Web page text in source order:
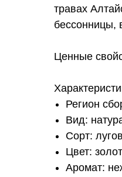
травах
бессонницы,
Ценные
Регион
Вид:
Сорт:
Цвет:
Аромат: